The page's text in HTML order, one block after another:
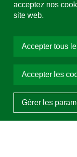
acceptez nos
site web.
Accepter tous
Accepter les
Gérer les
Dalles de terrasse
UHL Ceramics
Demander un article
© 2026 Hermann Uhl
Programmé avec ❤